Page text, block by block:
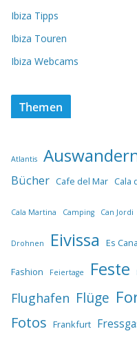
Ibiza Tipps
Ibiza Touren
Ibiza Webcams
Themen
Atlantis
Bücher Cafe del Mar Cala
Cala Martina Camping Can Jordi
Drohnen Eivissa Es
Fashion Feiertage Feste
Flughafen Flüge
Fotos Frankfurt